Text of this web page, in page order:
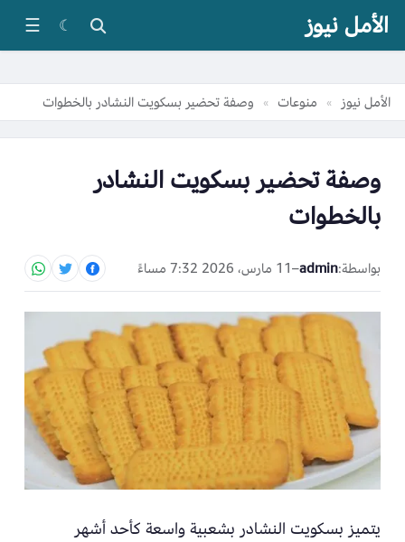
الأمل نيوز ☾
☰
الأمل نيوز » منوعات » وصفة تحضير بسكويت النشادر بالخطوات
وصفة تحضير بسكويت النشادر
بالخطوات
بواسطة:admin
–11 مارس، 2026 7:32 مساءً
يتميز بسكويت النشادر بشعبية واسعة كأحد أشهر